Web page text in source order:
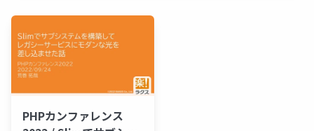
PHPカンファレンス